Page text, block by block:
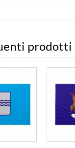
prodotti